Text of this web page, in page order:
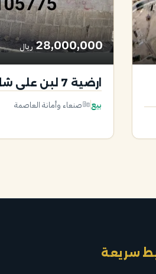
28,000,000 ريال
ارضية 7 لبن على شارعين للبيع
بيع
صنعاء وأمانة العاصمة
سريعة